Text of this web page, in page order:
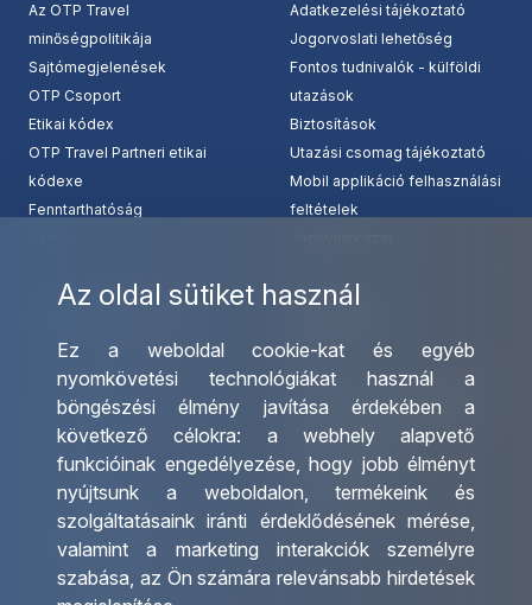
Az oldal sütiket használ
Ez a weboldal cookie-kat és egyéb
nyomkövetési technológiákat használ a
böngészési élmény javítása érdekében a
következő célokra: a webhely alapvető
funkcióinak engedélyezése, hogy jobb élményt
nyújtsunk a weboldalon,termékeink és
szolgáltatásaink iránti érdeklődésének mérése,
valamint a marketing interakciók személyre
szabása, az Ön számára relevánsabb hirdetések
Az OTP Travel
minőségpolitikája
Sajtómegjelenések
OTP Csoport
Etikai kódex
OTP Travel Partneri etikai
kódexe
Fenntarthatóság
Adatkezelési tájékoztató
Jogorvoslati lehetőség
Fontos tudnivalók - külföldi
utazások
Biztosítások
Utazási csomag tájékoztató
Mobil applikáció felhasználási
feltételek
Csoportos utazások
szervezése
Egyéni utak szervezése
Hajóutak
Üzleti utaztatás
Nemzetközi tanár és
diákigazolványok
Letölthető katalógusunk
Ajándékutalvány
Irodáink
Utazásszervező partnereink
Viszonteladó Partnereink
Partnereinknek
Utazási kérdőív
Impresszum